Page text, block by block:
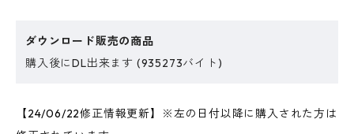
ダウンロード販売の商品
購入後にDL出来ます (935273バイト)
【24/06/22修正情報更新】※左の日付以降に購入された方は